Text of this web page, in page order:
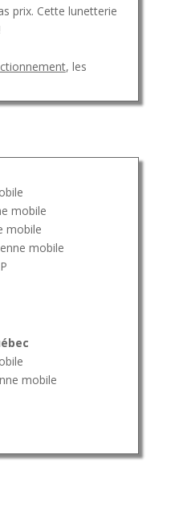
prix. Cette lunetterie
, les
mobile
mobile
mobile
mobile